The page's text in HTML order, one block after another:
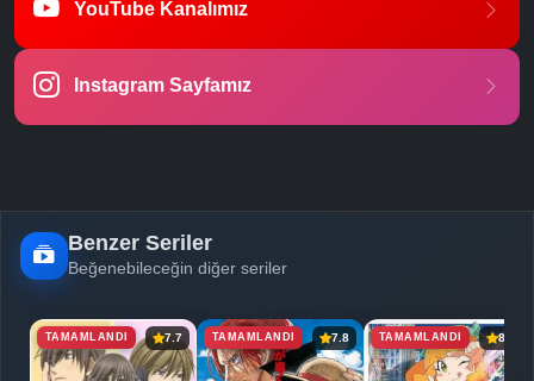
YouTube Kanalımız
Instagram Sayfamız
Benzer Seriler
Beğenebileceğin diğer seriler
TAMAMLANDI 7.7 TAMAMLANDI 7.8 TAMAMLANDI 8.1